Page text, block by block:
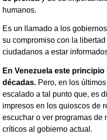
humanos.
Es un llamado a los
su compromiso con la
ciudadanos a estar
En Venezuela este
décadas. Pero, en los
escalado a tal punto que, es
impresos en los quioscos de
escuchar o ver programas de
críticos al gobierno actual.